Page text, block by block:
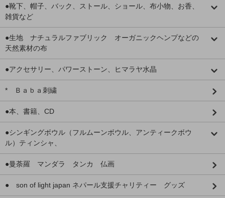
●靴下、帽子、バック、ストール、ショール、布小物、お香、
雑貨など
●生地 ナチュラルファブリック オーガニックヘンプなどの
天然素材の布
●アクセサリー、パワーストーン、ヒマラヤ水晶
* Ｂａｂａ刺繍
●本、書籍、CD
●シンギングボウル（フルムーンボウル、アンティークボウ
ル）ティンシャ、
●曼荼羅 マンダラ タンカ 仏画
● son of light japan ネパール支援チャリティー グッズ